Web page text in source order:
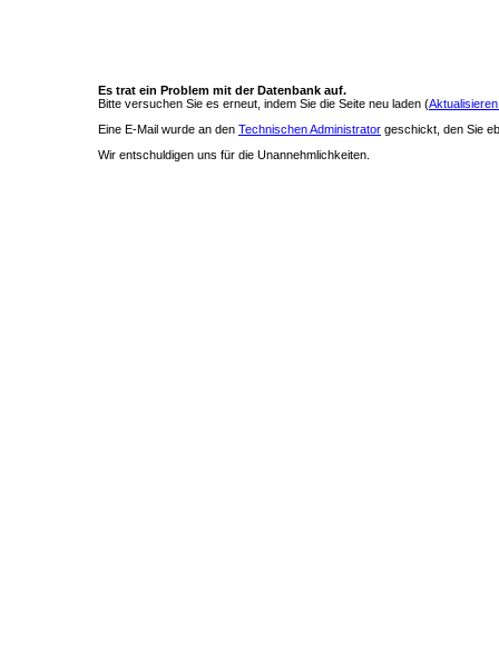
Es trat ein Problem mit der Datenbank auf.
Bitte versuchen Sie es erneut, indem Sie die Seite neu laden (
Eine E-Mail wurde an den Technischen Administrator geschickt, den Sie
Wir entschuldigen uns für die Unannehmlichkeiten.